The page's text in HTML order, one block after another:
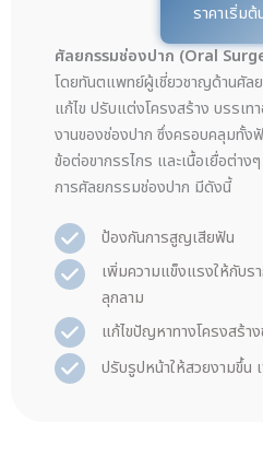
ราคาเริ่ม
ศัลยกรรมช่องปาก (Oral
โดยทันตแพทย์ผู้เชี่ยวชาญด้านศัล
แก้ไข ปรับแต่งโครงสร้าง บรรเท
งานของช่องปาก ซึ่งครอบคลุมทั้ง
ข้อต่อขากรรไกร และเนื้อเยื่อต่าง
การศัลยกรรมช่องปาก มีดังนี้
ป้องกันการสูญเสียฟัน
เพิ่มความแข็งแรงให้กับ
ลุกลาม
แก้ไขปัญหาทางโครงสร้า
ปรับรูปหน้าให้สวยงามขึ้น